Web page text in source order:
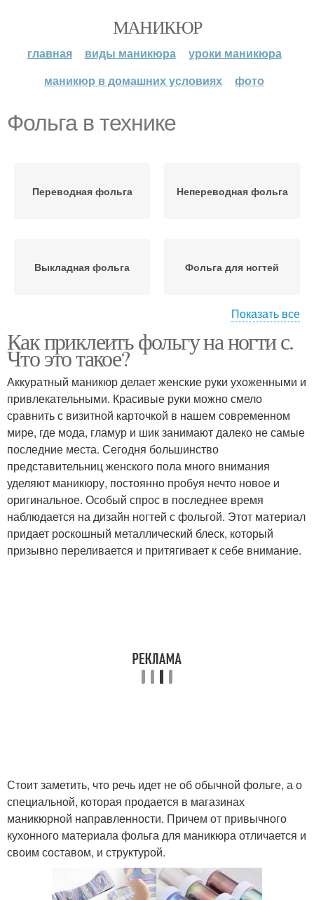
МАНИКЮР
главная виды маникюра
уроки маникюра
маникюр в домашних условиях
фото
Фольга в технике
Переводная фольга Непереводная фольга
Выкладная фольга Фольга для ногтей
Фольга для дизайна Фольги на ногти
Показать все
Как приклеить фольгу на ногти с.
Что это такое?
Аккуратный маникюр делает женские руки ухоженными и
привлекательными. Красивые руки можно смело
сравнить с визитной карточкой в нашем современном
мире, где мода, гламур и шик занимают далеко не самые
последние места. Сегодня большинство
представительниц женского пола много внимания
уделяют маникюру, постоянно пробуя нечто новое и
оригинальное. Особый спрос в последнее время
наблюдается на дизайн ногтей с фольгой. Этот материал
придает роскошный металлический блеск, который
призывно переливается и притягивает к себе внимание.
Стоит заметить, что речь идет не об обычной фольге, а о
специальной, которая продается в магазинах
маникюрной направленности. Причем от привычного
кухонного материала фольга для маникюра отличается и
своим составом, и структурой.